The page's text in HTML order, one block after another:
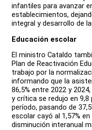
infantiles para avanzar
establecimientos,
integral y desarrollo de
Educación escolar
El ministro Cataldo
Plan de Reactivación
trabajo por la
informando que la
86,5% entre 2022 y
y crítica se redujo en
período, pasando de
escolar cayó al 1,57%
disminución interanual